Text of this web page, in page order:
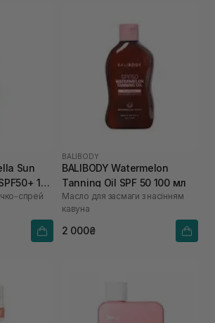
Sun
150
спрей
BALIBODY
BALIBODY Watermelon
Tanning Oil SPF 50 100 мл
Масло для засмаги з насінням
кавуна
2 000₴